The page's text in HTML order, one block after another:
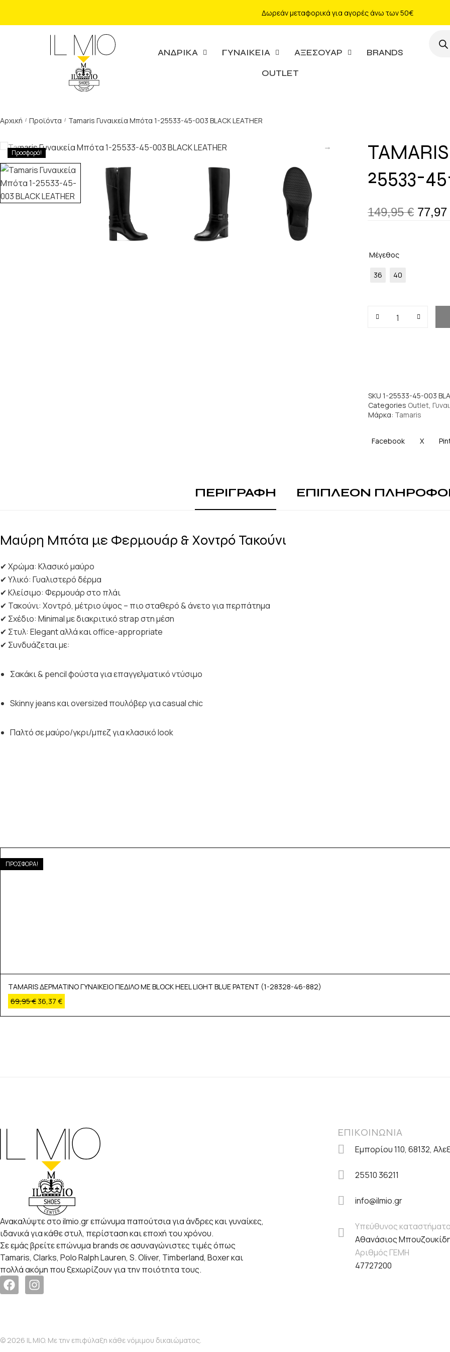
Δωρεάν μεταφορικά για αγορές άνω των 50€
ΑΝΔΡΙΚΑ ΓΥΝΑΙΚΕΙΑ ΑΞΕΣΟΥΑΡ
BRANDS
OUTLET
Αρχική / Προϊόντα / Tamaris Γυναικεία Μπότα 1-25533-45-003 BLACK LEATHER
Προσφορά!
25533-
149,95€ 77,97
Μέγεθος
36 40
SKU 1-25533-45-003
Categories Outlet,
Μάρκα: Tamaris
Facebook X
ΠΕΡΙΓΡΑΦΗ ΕΠΙΠΛΕΟΝ
Μαύρη Μπότα με Φερμουάρ & Χοντρό Τακούνι
✔ Χρώμα: Κλασικό μαύρο
✔ Υλικό: Γυαλιστερό δέρμα
✔ Κλείσιμο: Φερμουάρ στο πλάι
✔ Τακούνι: Χοντρό, μέτριο ύψος – πιο σταθερό & άνετο για περπάτημα
✔ Σχέδιο: Minimal με διακριτικό strap στη μέση
✔ Στυλ: Elegant αλλά και office-appropriate
✔ Συνδυάζεται με:
Σακάκι & pencil φούστα για επαγγελματικό ντύσιμο
Skinny jeans και oversized πουλόβερ για casual chic
Παλτό σε μαύρο/γκρι/μπεζ για κλασικό look
ΠΡΟΣΦΟΡΑ!
TAMARIS ΔΕΡΜΑΤΙΝΟ ΓΥΝΑΙΚΕΙΟ ΠΕΔΙΛΟ ΜΕ BLOCK HEEL LIGHT BLUE PATENT (1-28328-46-882)
69,95€ 36,37 €
Ανακαλύψτε στο ilmio.gr επώνυμα παπούτσια για άνδρες και γυναίκες,
ιδανικά για κάθε στυλ, περίσταση και εποχή του χρόνου.
Σε εμάς βρείτε επώνυμα brands σε ασυναγώνιστες τιμές όπως
Tamaris, Clarks, Polo Ralph Lauren, S. Oliver, Timberland, Boxer και
πολλά ακόμη που ξεχωρίζουν για την ποιότητα τους.
ΕΠΙΚΟΙΝΩΝΙΑ
Εμπορίου 110, 68132,
25510 36211
info@ilmio.gr
Υπεύθυνος
Αθανάσιος
Αριθμός ΓΕΜΗ
47727200
© 2026 IL MIO. Με την επιφύλαξη κάθε νόμιμου δικαιώματος.